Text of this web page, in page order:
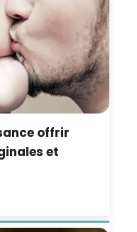
offrir
et